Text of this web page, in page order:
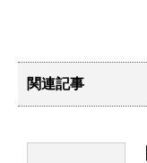
関連記事